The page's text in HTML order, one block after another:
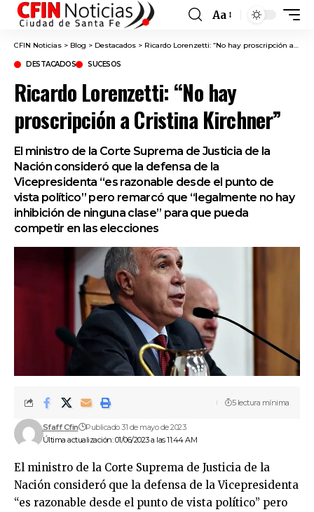
Font
Resizer
Aa
CFIN Noticias > Blog > Destacados > Ricardo Lorenzetti: “No hay proscripción a Cristina Kirchner”
DESTACADOS SUCESOS
Ricardo Lorenzetti: “No hay
proscripción a Cristina Kirchner”
El ministro de la Corte Suprema de Justicia de la
Nación consideró que la defensa de la
Vicepresidenta “es razonable desde el punto de
vista político” pero remarcó que “legalmente no hay
inhibición de ninguna clase” para que pueda
competir en las elecciones
Última actualización: 01/06/2023 a las 11:44 AM
Sfaff Cfin Publicado 31 de mayo de 2023
5 lectura mínima
El ministro de la Corte Suprema de Justicia de la
Nación consideró que la defensa de la Vicepresidenta
“es razonable desde el punto de vista político” pero